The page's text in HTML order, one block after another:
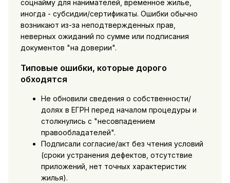
соцнайму для нанимателей, временное жилье,
иногда - субсидии/сертификаты. Ошибки обычно
возникают из-за неподтвержденных прав,
неверных ожиданий по сумме или подписания
документов "на доверии".
Типовые ошибки, которые дорого
обходятся
Не обновили сведения о собственности/
долях в ЕГРН перед началом процедуры и
столкнулись с "несовпадением
правообладателей".
Подписали согласие/акт без чтения условий
(сроки устранения дефектов, отсутствие
приложений, нет точных характеристик
жилья).